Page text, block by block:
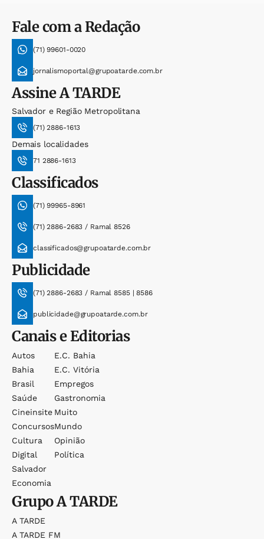
Fale com a Redação
(71) 99601-0020
jornalismoportal@grupoatarde.com.br
AssineA TARDE
Salvador e Região Metropolitana
(71) 2886-1613
Demais localidades
71 2886-1613
Classificados
(71) 99965-8961
(71) 2886-2683 / Ramal 8526
classificados@grupoatarde.com.br
Publicidade
(71) 2886-2683 / Ramal 8585 | 8586
publicidade@grupoatarde.com.br
Canais e Editorias
Autos
Bahia
Brasil
Saúde
Cineinsite
Concursos
Cultura
Digital
Salvador
Economia
E.c. Bahia
E.c. Vitória
Empregos
Gastronomia
Muito
Mundo
Opinião
Política
GrupoA TARDE
A TARDE
A TARDE FM